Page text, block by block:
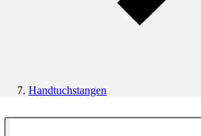
Handtuchstangen